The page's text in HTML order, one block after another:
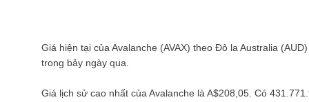
Giá hiện tại của Avalanche (AVAX) theo Đô la Australia (AUD)
trong bảy ngày qua.
Giá lịch sử cao nhất của Avalanche là A$208,05 . Có